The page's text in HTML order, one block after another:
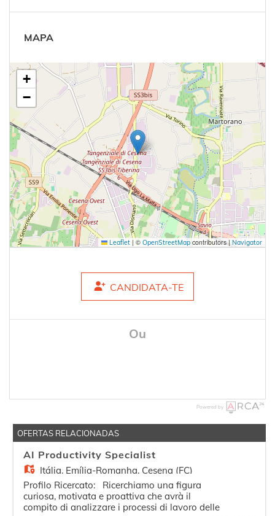
MAPA
+
−
Leaflet | © OpenStreetMap contributors |Navigator
CANDIDATA-TE
Ou
Powered by
OFERTAS RELACIONADAS
AI Productivity Specialist
Itália, Emília-Romanha, Cesena (FC)
Profilo Ricercato: Ricerchiamo una figura
curiosa, motivata e proattiva che avrà il
compito di analizzare i processi di lavoro delle